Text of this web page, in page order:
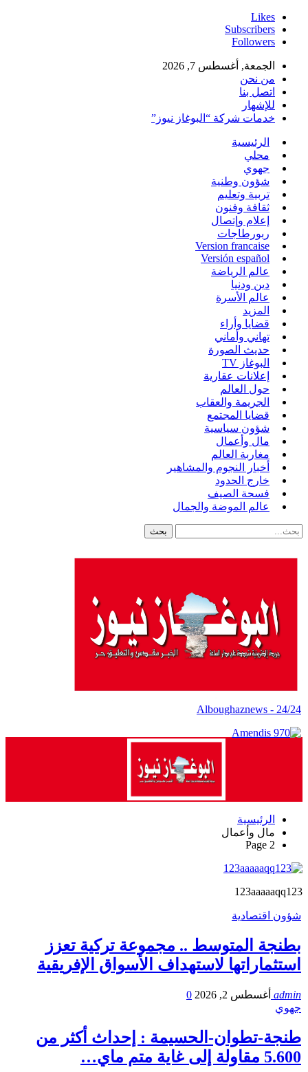
Likes
Subscribers
Followers
الجمعة, أغسطس 7, 2026
من نحن
اتصل بنا
للإشهار
خدمات شركة “البوغاز نيوز”
الرئيسية
محلي
جهوي
شؤون وطنية
تربية وتعليم
ثقافة وفنون
إعلام وإتصال
ربورطاجات
Version francaise
Versión español
عالم الرياضة
دين ودنيا
عالم الأسرة
المزيد
قضايا وأراء
تهاني وأماني
حديث الصورة
البوغاز TV
إعلانات عقارية
حول العالم
الجريمة والعقاب
قضايا المجتمع
شؤون سياسية
مال وأعمال
مغاربة العالم
أخبار النجوم والمشاهير
خارج الحدود
فسحة الصيف
عالم الموضة والجمال
Alboughaznews - 24/24
الرئيسية
مال وأعمال
Page 2
123aaaaaqq123
شؤون اقتصادية
بطنجة المتوسط .. مجموعة تركية تعزز
استثماراتها لاستهداف الأسواق الإفريقية
admin أغسطس 2, 2026
0
جهوي
طنجة-تطوان-الحسيمة : إحداث أكثر من
5.600 مقاولة إلى غاية متم ماي…